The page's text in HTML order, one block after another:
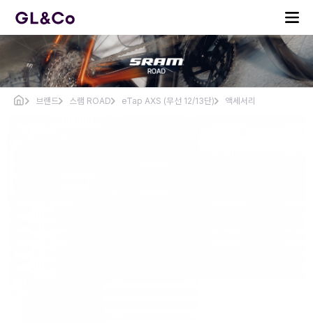
브랜드 스램 ROAD eTap AXS (무선 12/13단) 액세서리